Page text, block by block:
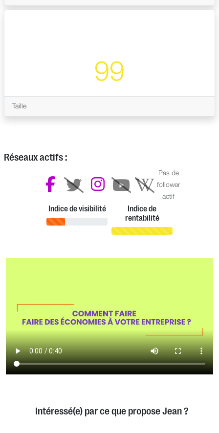
99
Taille
Réseaux actifs :
Pas de
follower
actif
Indice de visibilité
Indice de
rentabilité
Intéressé(e) par ce que propose Jean ?